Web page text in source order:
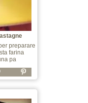
preparare
farina
pa